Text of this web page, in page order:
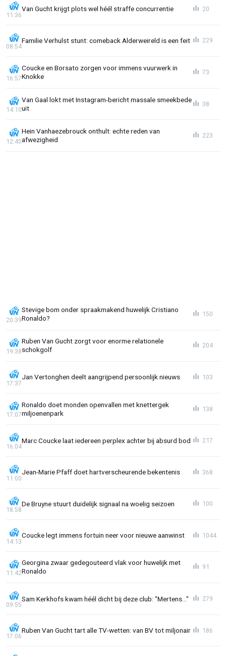
Van Gucht krijgt plots wel héél straffe concurrentie
11:36
20
Familie Verhulst stunt: comeback Alderweireld is een feit
08:54
229
Coucke en Borsato zorgen voor immens vuurwerk in
Knokke
16:57
73
Van Gaal lokt met Instagram-bericht massale smeekbede
uit
14:10
38
Hein Vanhaezebrouck onthult: echte reden van
afwezigheid
12:45
223
Stevige bom onder spraakmakend huwelijk Cristiano
Ronaldo?
20:39
150
Ruben Van Gucht zorgt voor enorme relationele
schokgolf
19:38
204
Jan Vertonghen deelt aangrijpend persoonlijk nieuws
17:37
103
Ronaldo doet monden openvallen met knettergek
miljoenenpark
17:07
138
Marc Coucke laat iedereen perplex achter bij absurd bod
16:04
217
Jean-Marie Pfaff doet hartverscheurende bekentenis
11:00
368
De Bruyne stuurt duidelijk signaal na woelig seizoen
18:58
100
Coucke legt immens fortuin neer voor nieuwe aanwinst
14:13
1044
Georgina zwaar gedegouteerd vlak voor huwelijk met
Ronaldo
11:42
91
Sam Kerkhofs kwam héél dicht bij deze club: "Mertens..."
09:55
279
Ruben Van Gucht tart alle TV-wetten: van BV tot miljonair
17:06
186